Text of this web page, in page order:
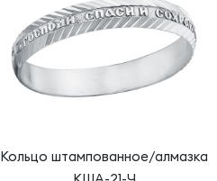
Кольцо штампованное/алмазка